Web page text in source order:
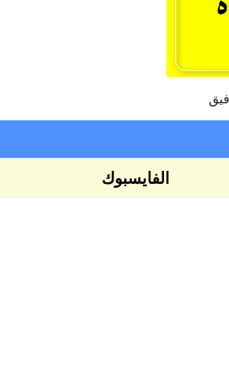
الفايسبوك